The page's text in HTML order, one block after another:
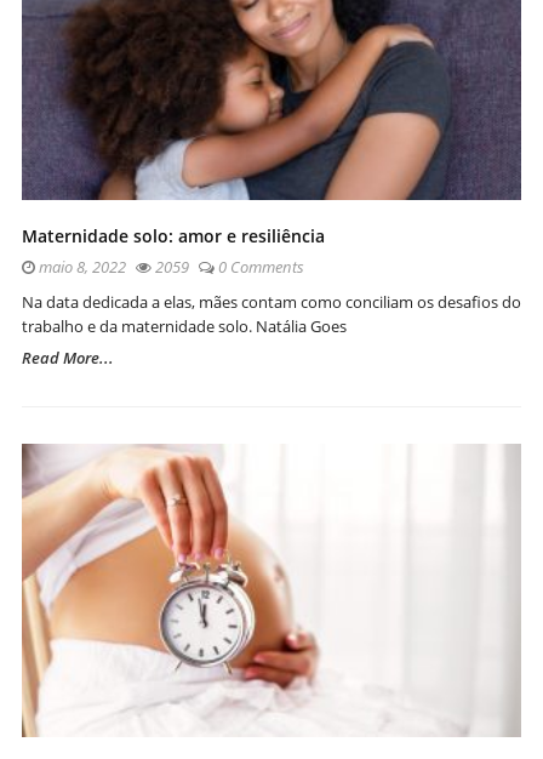
Maternidade solo: amor e resiliência
maio 8, 2022 2059
0 Comments
Na data dedicada a elas, mães contam como conciliam os desafios do
trabalho e da maternidade solo. Natália Goes
Read More...